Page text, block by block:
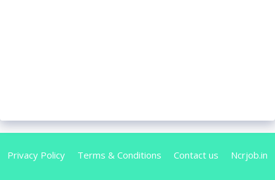
Privacy Policy Terms & Conditions Contact us Ncrjob.in